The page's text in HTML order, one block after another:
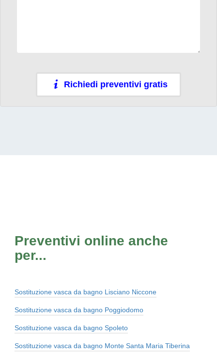
Richiedi preventivi gratis
Preventivi online anche
per...
Sostituzione vasca da bagno Lisciano Niccone
Sostituzione vasca da bagno Poggiodomo
Sostituzione vasca da bagno Spoleto
Sostituzione vasca da bagno Monte Santa Maria Tiberina